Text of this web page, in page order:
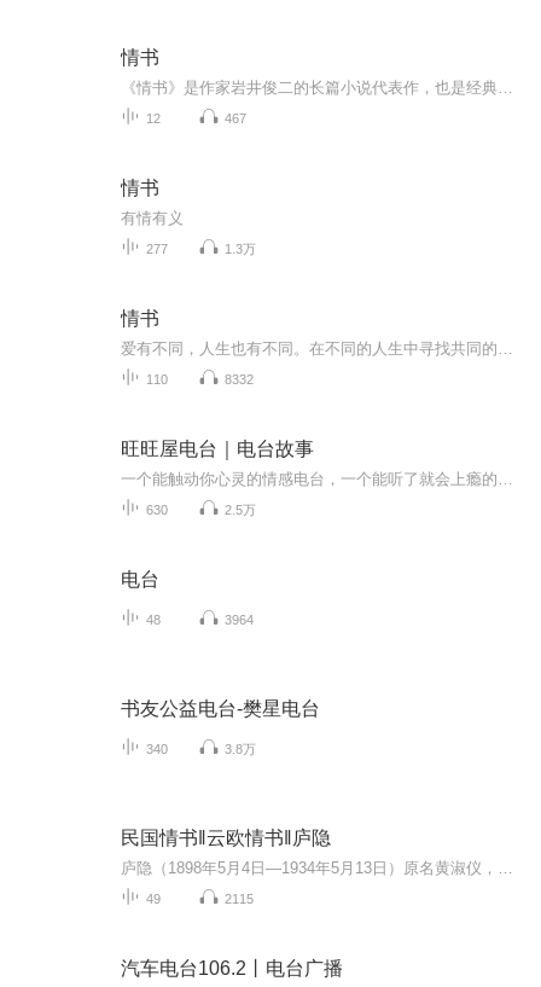
情书
12 467
情书
有情有义
277 1.3万
情书
110 8332
旺旺屋电台｜电台故事
630 2.5万
电台
48 3964
书友公益电台-樊星电台
340 3.8万
民国情书‖云欧情书‖庐隐
49 2115
汽车电台106.2丨电台广播